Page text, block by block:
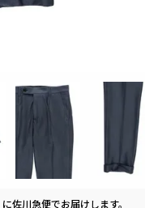
に佐川急便でお届けします。